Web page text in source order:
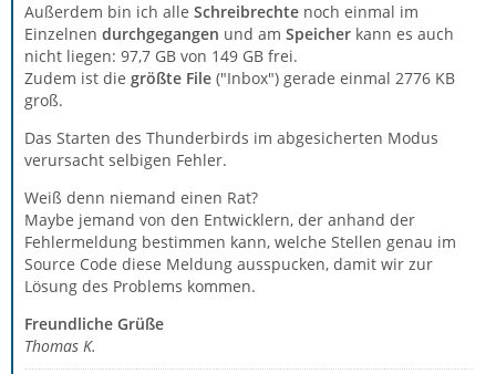
Außerdem bin ich alle Schreibrechte noch einmal im
Einzelnen durchgegangen und am Speicher kann es auch
nicht liegen: 97,7 GB von 149 GB frei.
Zudem ist die größte File ("Inbox") gerade einmal 2776 KB
groß.
Das Starten des Thunderbirds im abgesicherten Modus
verursacht selbigen Fehler.
Weiß denn niemand einen Rat?
Maybe jemand von den Entwicklern, der anhand der
Fehlermeldung bestimmen kann, welche Stellen genau im
Source Code diese Meldung ausspucken, damit wir zur
Lösung des Problems kommen.
Freundliche Grüße
Thomas K.